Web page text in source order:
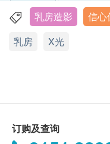
转介：
健康网购
所人员提供由注册
认付款日期起计)接
约相关检查，逾期作
旺角亚皆老街8号朗豪
显示地图
旺角弥敦道688号旺角
乳房造影 信心
乳房
X光
订购及查询